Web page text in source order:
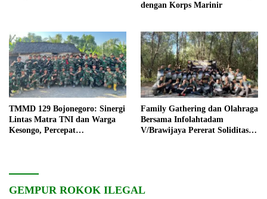
dengan Korps Marinir
TMMD 129 Bojonegoro: Sinergi
Lintas Matra TNI dan Warga
Kesongo, Percepat
Family Gathering dan Olahraga
Bersama Infolahtadam
V/Brawijaya Pererat Soliditas
GEMPUR ROKOK ILEGAL